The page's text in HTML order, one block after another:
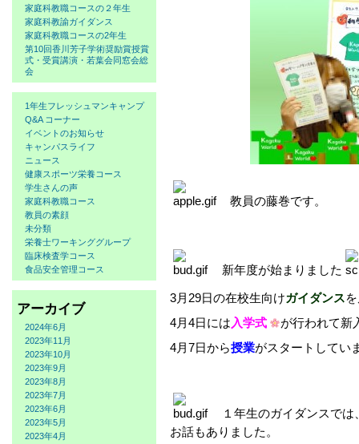
家庭科教職コースの２年生
家庭科教諭ガイダンス
家庭科教職コースの2年生
第10回香川芳子学術奨励賞授賞
式・受賞講演・若葉会同窓会総
会
1年生フレッシュマンキャンプ
Q&A コーナー
イベントのお知らせ
キャンパスライフ
ニュース
健康スポーツ栄養コース
学生さんの声
家庭科教職コース
教員の素顔
未分類
栄養士ワーキンググループ
臨床検査学コース
食品安全管理コース
アーカイブ
2024年6月
2023年11月
2023年10月
2023年9月
2023年8月
2023年7月
2023年6月
2023年5月
2023年4月
教員の藤巻です。
新年度が始まりました
3月29日の在校生向けガイダンス
4月4日には 入学式
が行われて新
4月7日から授業がスタートしてい
１年生のガイダンスでは
お話もありました。